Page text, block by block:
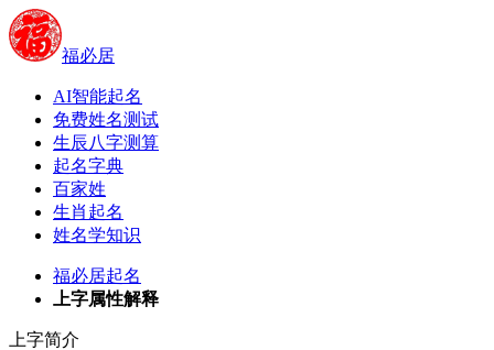
福必居
AI智能起名
免费姓名测试
生辰八字测算
起名字典
百家姓
生肖起名
姓名学知识
福必居起名
上字属性解释
上字简介